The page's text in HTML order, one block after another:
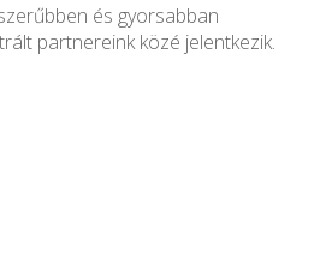
és gyorsabban
partnereink közé jelentkezik.